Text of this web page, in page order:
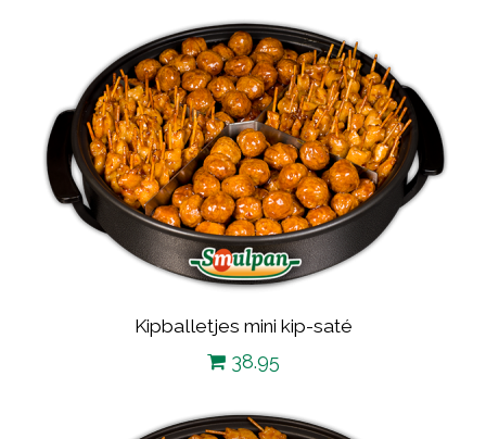
Kipballetjes mini kip-saté
38.95